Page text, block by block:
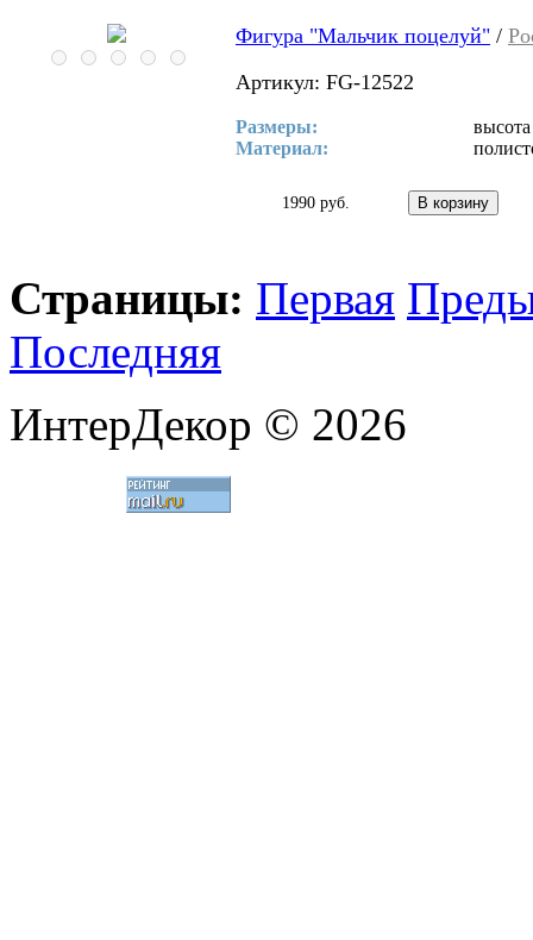
Фигура "Мальчик поцелуй" /
Артикул: FG-12522
Размеры:
Материал:
1990 руб.
Страницы: Первая
Последняя
ИнтерДекор © 2026